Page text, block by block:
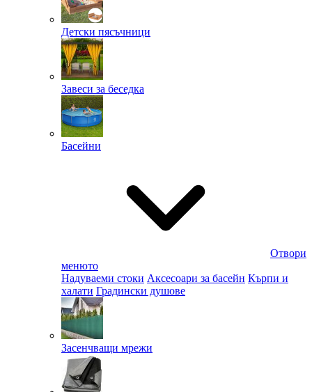
Детски пясъчници
Завеси за беседка
Басейни
Отвори
менюто
Надуваеми стоки Аксесоари за басейн Кърпи и
халати Градински душове
Засенчващи мрежи